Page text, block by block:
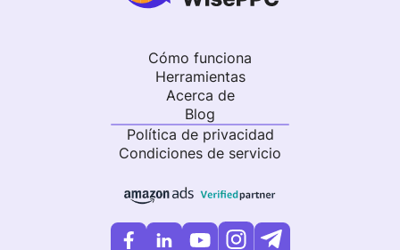
Cómo funciona
Herramientas
Acerca de
Blog
Política de privacidad
Condiciones de servicio